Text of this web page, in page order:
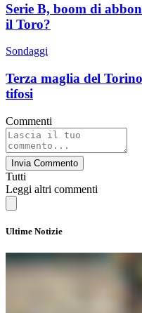
Serie B, boom di
il Toro?
Sondaggi
Terza maglia del
tifosi
Commenti
Invia Commento
Tutti
Leggi altri commenti
Ultime Notizie